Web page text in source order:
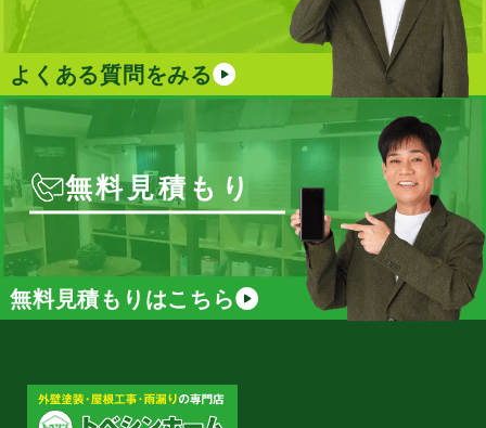
よくある質問をみる
無料見積もり
無料見積もりはこちら